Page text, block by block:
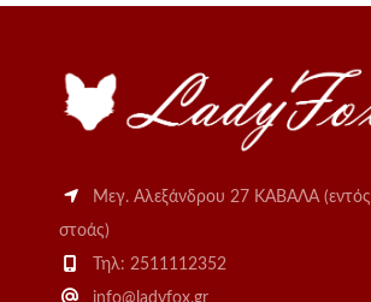
Μεγ. Αλεξάνδρου 27 ΚΑΒΑΛΑ (εντός
στοάς)
Τηλ: 2511112352
info@ladyfox.gr